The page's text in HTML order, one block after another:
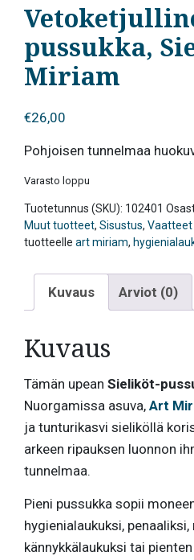
pussukka,
Miriam
€26,00
Pohjoisen tunnelmaa
Varasto loppu
Tuotetunnus (SKU): 102401
Muut tuotteet, Sisustus, Vaatteet
tuotteelle art miriam,
Kuvaus Arviot (0)
Kuvaus
Tämän upean Sieliköt-
Nuorgamissa asuva, Art
ja tunturikasvi sieliköllä
arkeen ripauksen luonnon
tunnelmaa.
Pieni pussukka sopii
hygienialaukuksi,
kännykkälaukuksi tai